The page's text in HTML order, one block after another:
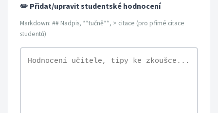
✏️ Přidat/upravit studentské hodnocení
Markdown: ## Nadpis, **tučně**, > citace (pro přímé citace
studentů)